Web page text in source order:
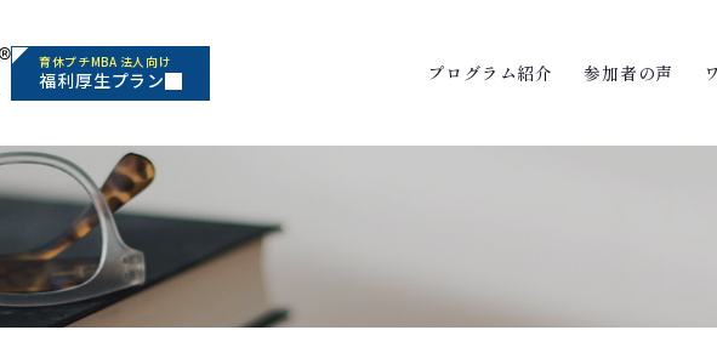
育休プチMBA 法人向け
福利厚生プラン プログラム紹介 参加者の声